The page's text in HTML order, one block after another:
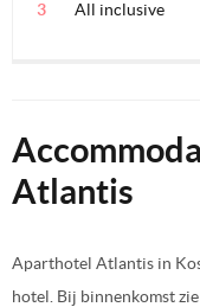
All inclusive
Atlantis
Aparthotel Atlantis in
hotel. Bij binnenkomst